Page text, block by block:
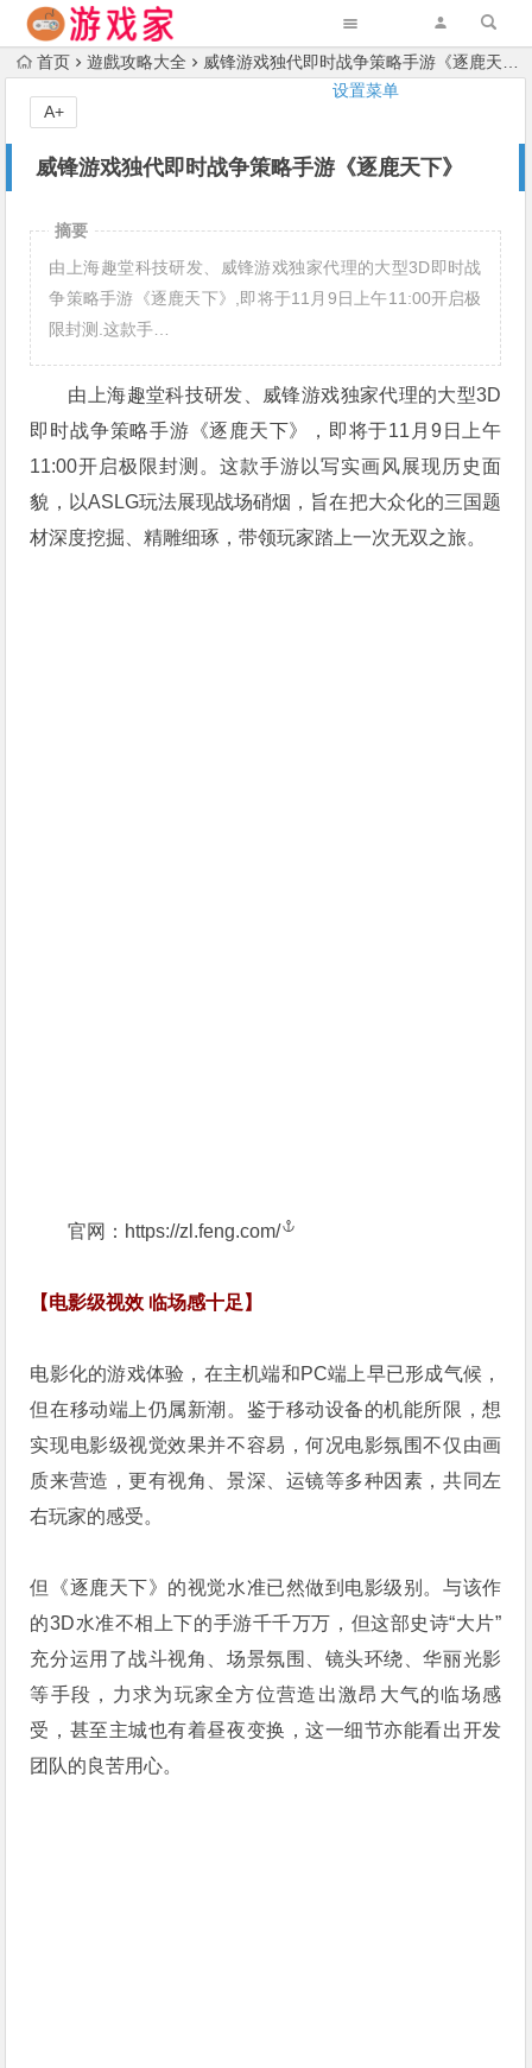
设置菜单
首页 遊戲攻略大全 威锋游戏独代即时战争策略手游《逐鹿天下》
威锋游戏独代即时战争策略手游《逐鹿天下》
A+
摘要
由上海趣堂科技研发、威锋游戏独家代理的大型3D即时战
争策略手游《逐鹿天下》,即将于11月9日上午11:00开启极
限封测.这款手…
由上海趣堂科技研发、威锋游戏独家代理的大型3D
即时战争策略手游《逐鹿天下》，即将于11月9日上午
11:00开启极限封测。这款手游以写实画风展现历史面
貌，以ASLG玩法展现战场硝烟，旨在把大众化的三国题
材深度挖掘、精雕细琢，带领玩家踏上一次无双之旅。
官网： https://zl.feng.com/
【电影级视效 临场感十足】
电影化的游戏体验，在主机端和PC端上早已形成气候，
但在移动端上仍属新潮。鉴于移动设备的机能所限，想
实现电影级视觉效果并不容易，何况电影氛围不仅由画
质来营造，更有视角、景深、运镜等多种因素，共同左
右玩家的感受。
但《逐鹿天下》的视觉水准已然做到电影级别。与该作
的3D水准不相上下的手游千千万万，但这部史诗“大片”
充分运用了战斗视角、场景氛围、镜头环绕、华丽光影
等手段，力求为玩家全方位营造出激昂大气的临场感
受，甚至主城也有着昼夜变换，这一细节亦能看出开发
团队的良苦用心。